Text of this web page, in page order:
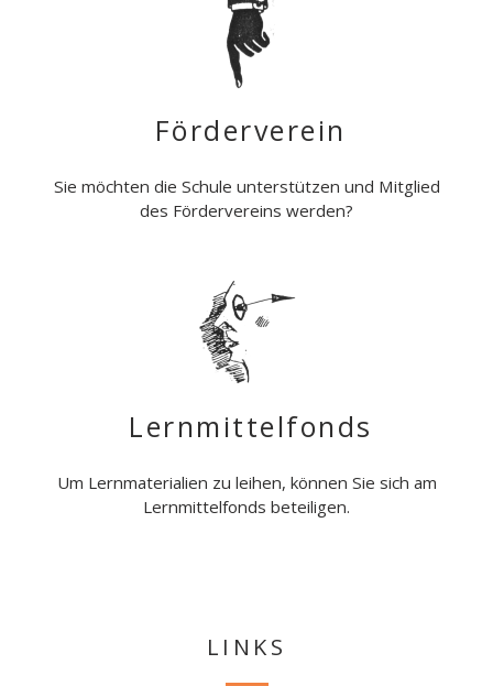
Förderverein
Sie möchten die Schule unterstützen und Mitglied
des Fördervereins werden?
Lernmittelfonds
Um Lernmaterialien zu leihen, können Sie sich am
Lernmittelfonds beteiligen.
LINKS